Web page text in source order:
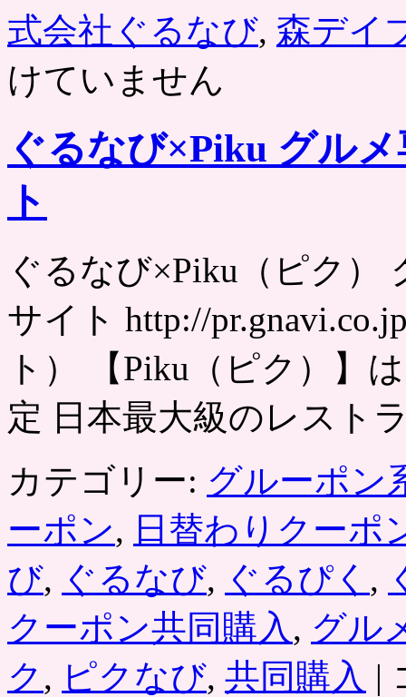
式会社ぐるなび, 森デイ
けていません
ぐるなび×Piku グル
ト
ぐるなび×Piku（ピク）
サイト http://
ト） 【Piku（ピク）】
定 日本最大級のレスト
カテゴリー: グルーポン
ーポン, 日替わりクーポ
び, ぐるなび, ぐるぴく ,
クーポン共同購入 , グル
ク , ピクなび, 共同購入 |